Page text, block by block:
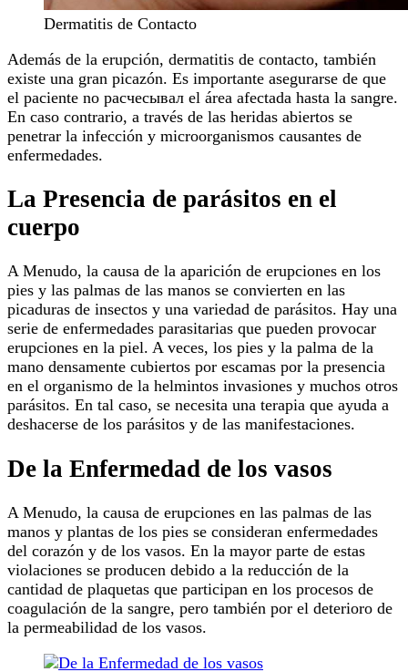
Dermatitis de Contacto
Además de la erupción, dermatitis de contacto, también
existe una gran picazón. Es importante asegurarse de que
el paciente no расчесывал el área afectada hasta la sangre.
En caso contrario, a través de las heridas abiertos se
penetrar la infección y microorganismos causantes de
enfermedades.
La Presencia de parásitos en el
cuerpo
A Menudo, la causa de la aparición de erupciones en los
pies y las palmas de las manos se convierten en las
picaduras de insectos y una variedad de parásitos. Hay una
serie de enfermedades parasitarias que pueden provocar
erupciones en la piel. A veces, los pies y la palma de la
mano densamente cubiertos por escamas por la presencia
en el organismo de la helmintos invasiones y muchos otros
parásitos. En tal caso, se necesita una terapia que ayuda a
deshacerse de los parásitos y de las manifestaciones.
De la Enfermedad de los vasos
A Menudo, la causa de erupciones en las palmas de las
manos y plantas de los pies se consideran enfermedades
del corazón y de los vasos. En la mayor parte de estas
violaciones se producen debido a la reducción de la
cantidad de plaquetas que participan en los procesos de
coagulación de la sangre, pero también por el deterioro de
la permeabilidad de los vasos.